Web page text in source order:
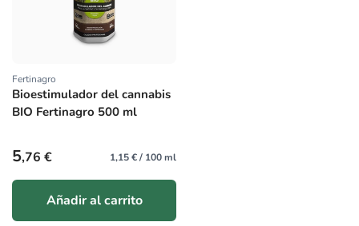
Proveedor:
Fertinagro
Bioestimulador del cannabis
BIO Fertinagro 500 ml
Precio habitual
5,76 € 1,15 € / 100 ml
Añadir al carrito